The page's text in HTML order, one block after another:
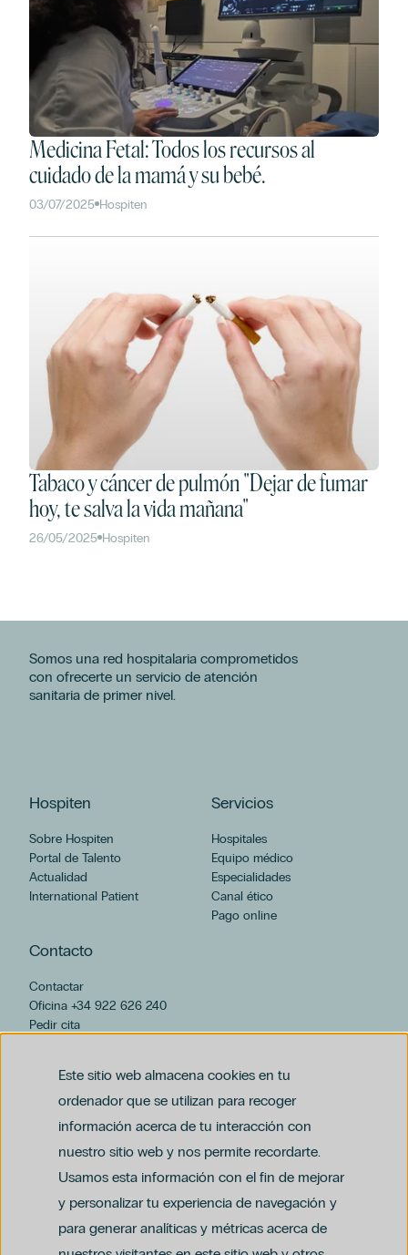
Este sitio web almacena cookies en tu
ordenador que se utilizan para recoger
información acerca de tu interacción con
nuestro sitio web y nos permite recordarte.
Usamos esta información con el fin de mejorar
y personalizar tu experiencia de navegación y
para generar analíticas y métricas acerca de
Medicina Fetal: Todos los recursos al
cuidado de la mamá y su bebé.
03/07/2025 Hospiten
Tabaco y cáncer de pulmón "Dejar de fumar
hoy, te salva la vida mañana"
26/05/2025 Hospiten
Somos una red hospitalaria comprometidos
con ofrecerte un servicio de atención
sanitaria de primer nivel.
Hospiten
Sobre Hospiten
Portal de Talento
Actualidad
International Patient
Servicios
Hospitales
Equipo médico
Especialidades
Canal ético
Pago online
Contacto
Contactar
Oficina +34 922 626 240
Pedir cita
Política de privacidad y protección de datos